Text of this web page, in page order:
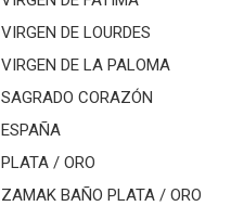
VIRGEN DE LOURDES
VIRGEN DE LA PALOMA
SAGRADO CORAZÓN
ESPAÑA
PLATA / ORO
ZAMAK BAÑO PLATA / ORO